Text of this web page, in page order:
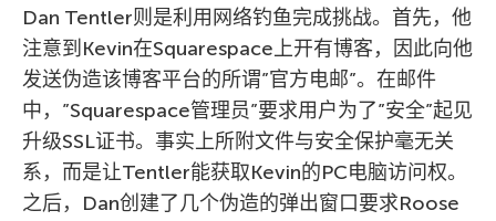
Dan Tentler则是利用网络钓鱼完成挑战。首先，他
注意到Kevin在Squarespace上开有博客，因此向他
发送伪造该博客平台的所谓”官方电邮”。在邮件
中，”Squarespace管理员”要求用户为了”安全”起见
升级SSL证书。事实上所附文件与安全保护毫无关
系，而是让Tentler能获取Kevin的PC电脑访问权。
之后，Dan创建了几个伪造的弹出窗口要求Roose